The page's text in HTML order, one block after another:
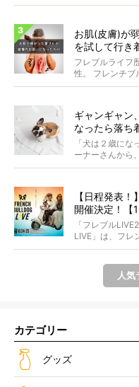
お肌(皮膚)が
を試して行き
フレブルライフ
性。 フレンチブ
者...
ギャンギャン
なったら落ち
「犬は２歳に
ーナーさんから
【日程発表
開催決定！【
「フレブル
LIVE」は、フレ
人
カテゴリー
グッズ